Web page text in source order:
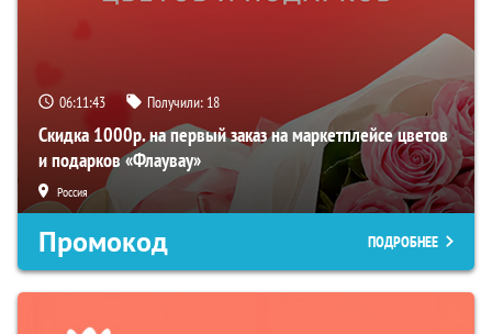
06:11:43 Получили: 18
Скидка 1000р. на первый заказ на маркетплейсе цветов
и подарков «Флаувау»
Россия
Промокод ПОДРОБНЕЕ